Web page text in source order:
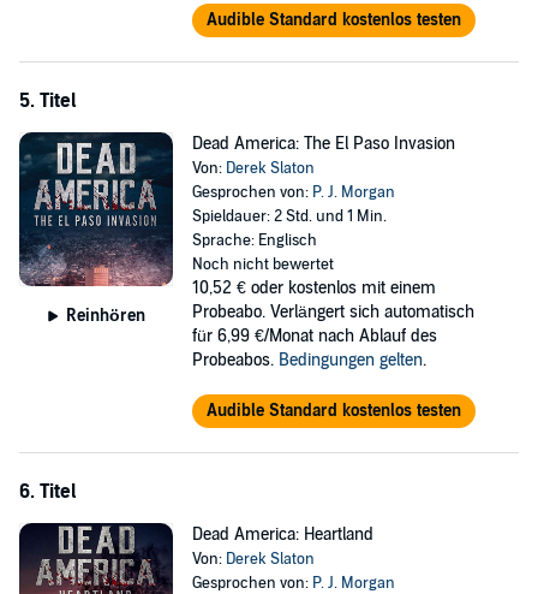
Audible Standard kostenlos testen
5. Titel
Reinhören
Dead America: The El Paso Invasion
Von: Derek Slaton
Gesprochen von: P. J. Morgan
Spieldauer: 2 Std. und 1 Min.
Sprache: Englisch
Noch nicht bewertet
10,52 € oder kostenlos mit einem
Probeabo. Verlängert sich automatisch
für 6,99 €/Monat nach Ablauf des
Probeabos. Bedingungen gelten.
Audible Standard kostenlos testen
6. Titel
Dead America: Heartland
Von: Derek Slaton
Gesprochen von: P. J. Morgan